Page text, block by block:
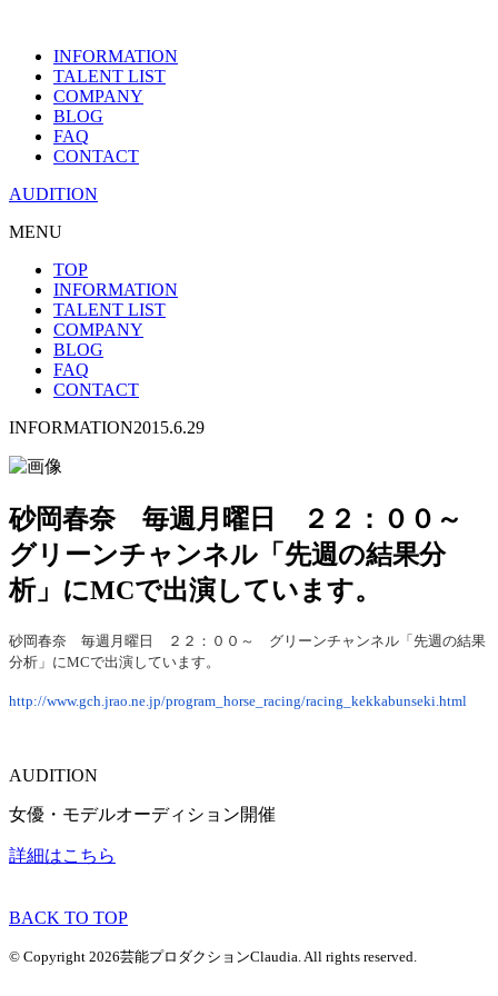
INFORMATION
TALENT LIST
COMPANY
BLOG
FAQ
CONTACT
AUDITION
MENU
TOP
INFORMATION
TALENT LIST
COMPANY
BLOG
FAQ
CONTACT
INFORMATION2015.6.29
砂岡春奈 毎週月曜日 ２２：００～
グリーンチャンネル「先週の結果分
析」にMCで出演しています。
砂岡春奈 毎週月曜日 ２２：００～ グリーンチャンネル「先週の結果
分析」にMCで出演しています。
http://www.gch.jrao.ne.jp/program_horse_racing/racing_kekkabunseki.html
AUDITION
女優・モデルオーディション開催
詳細はこちら
BACK TO TOP
© Copyright 2026芸能プロダクションClaudia. All rights reserved.